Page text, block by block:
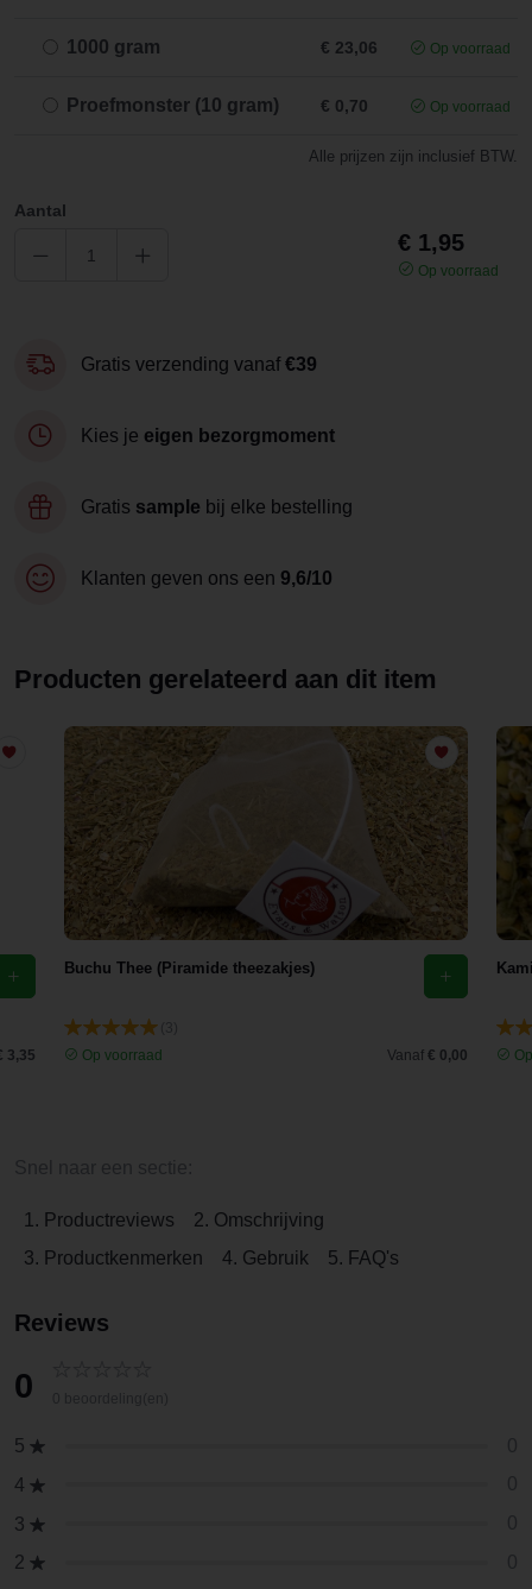
1000 gram € 23,06 Op voorraad
Proefmonster (10 gram) € 0,70 Op voorraad
Alle prijzen zijn inclusief BTW.
Aantal
€ 1,95
Op voorraad
Gratis verzending vanaf €39
Kies je eigen bezorgmoment
Gratis sample bij elke bestelling
Klanten geven ons een 9,6/10
Producten gerelateerd aan dit item
3,35
Buchu Thee (Piramide theezakjes)
Op voorraad
Vanaf € 0,00
1. Productreviews
2. Omschrijving
3. Productkenmerken
4. Gebruik 5. FAQ's
Reviews
0
5
4
3
2